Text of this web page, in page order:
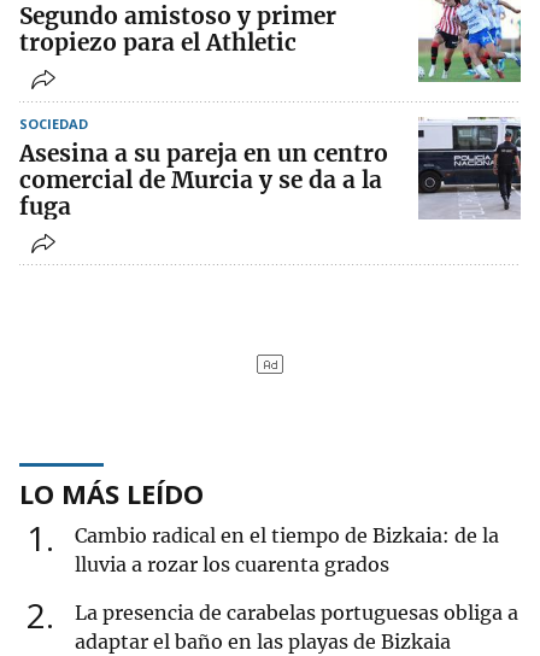
Segundo amistoso y primer
tropiezo para el Athletic
SOCIEDAD
Asesina a su pareja en un centro
comercial de Murcia y se da a la
fuga
LO MÁS LEÍDO
1
Cambio radical en el tiempo de Bizkaia: de la
lluvia a rozar los cuarenta grados
2
La presencia de carabelas portuguesas obliga a
adaptar el baño en las playas de Bizkaia